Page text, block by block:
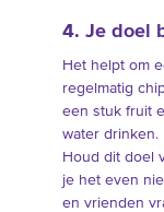
4. Je doel
Het helpt om
regelmatig
een stuk fruit
water drinken.
Houd dit doel
je het even
en vrienden